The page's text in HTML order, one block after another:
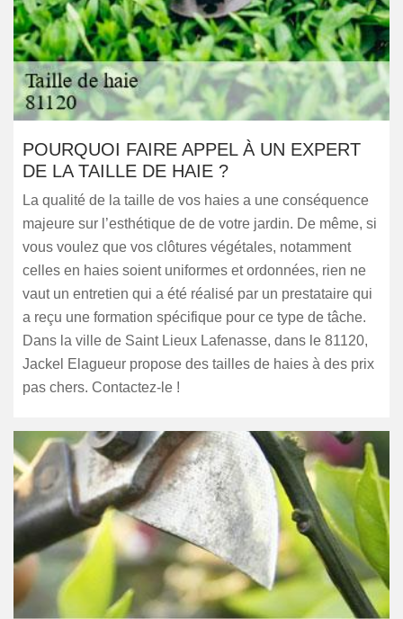
POURQUOI FAIRE APPEL À UN EXPERT
DE LA TAILLE DE HAIE ?
La qualité de la taille de vos haies a une conséquence
majeure sur l’esthétique de de votre jardin. De même, si
vous voulez que vos clôtures végétales, notamment
celles en haies soient uniformes et ordonnées, rien ne
vaut un entretien qui a été réalisé par un prestataire qui
a reçu une formation spécifique pour ce type de tâche.
Dans la ville de Saint Lieux Lafenasse, dans le 81120,
Jackel Elagueur propose des tailles de haies à des prix
pas chers. Contactez-le !